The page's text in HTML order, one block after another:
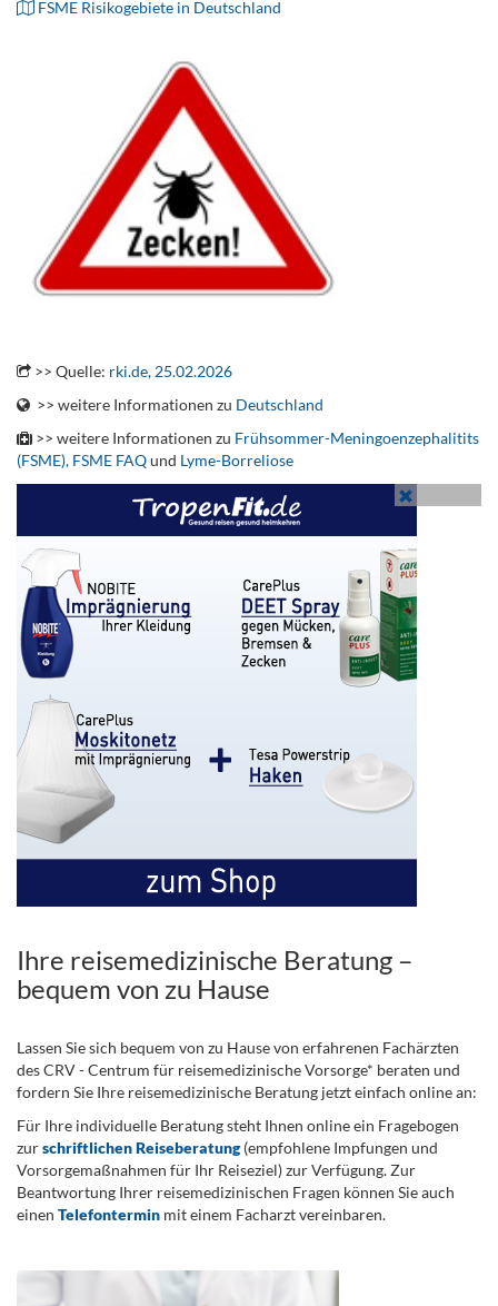
FSME Risikogebiete in Deutschland
>> Quelle: rki.de, 25.02.2026
>> weitere Informationen zu Deutschland
>> weitere Informationen zu Frühsommer-Meningoenzephalitits
(FSME), FSME FAQund Lyme-Borreliose
Ihre reisemedizinische Beratung –
bequem von zu Hause
Lassen Sie sich bequem von zu Hause von erfahrenen Fachärzten
des CRV - Centrum für reisemedizinische Vorsorge* beraten und
fordern Sie Ihre reisemedizinische Beratung jetzt einfach online an:
Für Ihre individuelle Beratung steht Ihnen online ein Fragebogen
zurschriftlichen Reiseberatung(empfohlene Impfungen und
Vorsorgemaßnahmen für Ihr Reiseziel) zur Verfügung. Zur
Beantwortung Ihrer reisemedizinischen Fragen können Sie auch
einen Telefontermin mit einem Facharzt vereinbaren.